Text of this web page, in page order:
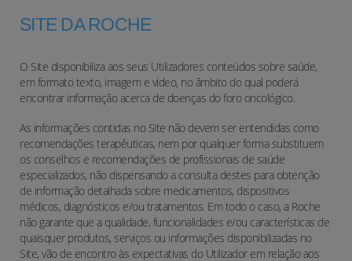
SITE DA ROCHE
O Site disponibiliza aos seus Utilizadores conteúdos sobre saúde,
em formato texto, imagem e vídeo, no âmbito do qual poderá
encontrar informação acerca de doenças do foro oncológico.
As informações contidas no Site não devem ser entendidas como
recomendações terapêuticas, nem por qualquer forma substituem
os conselhos e recomendações de profissionais de saúde
especializados, não dispensando a consulta destes para obtenção
de informação detalhada sobre medicamentos, dispositivos
médicos, diagnósticos e/ou tratamentos. Em todo o caso, a Roche
não garante que a qualidade, funcionalidades e/ou características de
quaisquer produtos, serviços ou informações disponibilizadas no
Site, vão de encontro às expectativas do Utilizador em relação aos